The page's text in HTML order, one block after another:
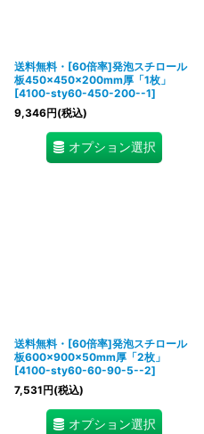
送料無料・[60倍率]発泡スチロール
板450×450×200mm厚「1枚」
[4100-sty60-450-200--1]
9,346円(税込)
オプション選択
送料無料・[60倍率]発泡スチロール
板600×900×50mm厚「2枚」
[4100-sty60-60-90-5--2]
7,531円(税込)
オプション選択